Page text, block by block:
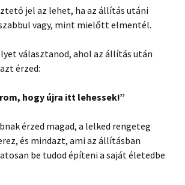
jel az lehet, ha az állítás utáni
vagy, mint mielőtt elmentél.
választanod, ahol az állítás után
érzed:
hogy újra itt lehessek!”
érzed magad, a lelked rengeteg
és mindazt, ami az állításban
be tudod építeni a saját életedbe